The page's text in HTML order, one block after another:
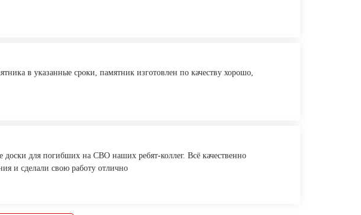
в указанные сроки, памятник изготовлен по качеству хорошо,
для погибших на СВО наших ребят-коллег. Всё качественно
и сделали свою работу отлично